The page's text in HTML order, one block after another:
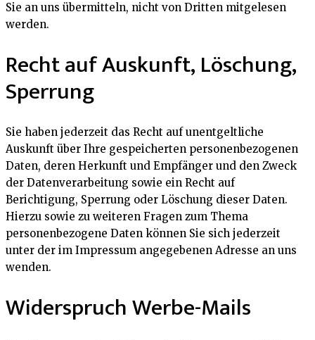
Sie an uns übermitteln, nicht von Dritten mitgelesen
werden.
Recht auf Auskunft, Löschung,
Sperrung
Sie haben jederzeit das Recht auf unentgeltliche
Auskunft über Ihre gespeicherten personenbezogenen
Daten, deren Herkunft und Empfänger und den Zweck
der Datenverarbeitung sowie ein Recht auf
Berichtigung, Sperrung oder Löschung dieser Daten.
Hierzu sowie zu weiteren Fragen zum Thema
personenbezogene Daten können Sie sich jederzeit
unter der im Impressum angegebenen Adresse an uns
wenden.
Widerspruch Werbe-Mails